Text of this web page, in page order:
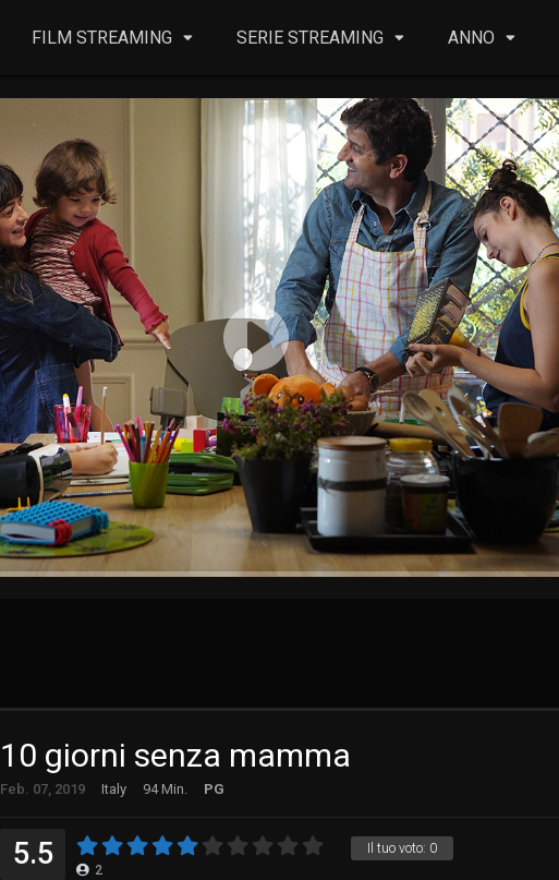
FILM STREAMING SERIE STREAMING ANNO
10 giorni senza mamma
Feb. 07, 2019 Italy 94 Min. PG
Il tuo voto: 0
5.5 2